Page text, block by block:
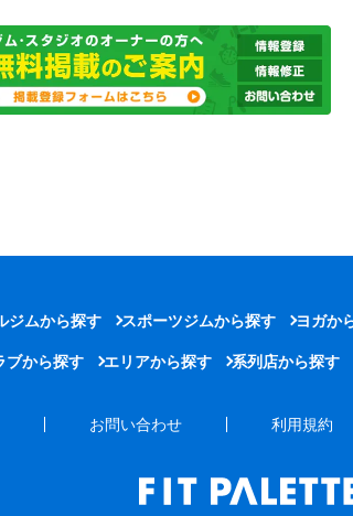
ジムから探す スポーツジムから探す ヨガか
ブから探す エリアから探す 系列店から探す
お問い合わせ 利用規約